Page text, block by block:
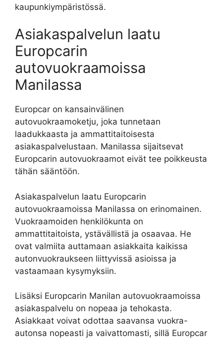
kaupunkiympäristössä.
Asiakaspalvelun laatu
Europcarin
autovuokraamoissa
Manilassa
Europcar on kansainvälinen
autovuokraamoketju, joka tunnetaan
laadukkaasta ja ammattitaitoisesta
asiakaspalvelustaan. Manilassa sijaitsevat
Europcarin autovuokraamot eivät tee poikkeusta
tähän sääntöön.
Asiakaspalvelun laatu Europcarin
autovuokraamoissa Manilassa on erinomainen.
Vuokraamoiden henkilökunta on
ammattitaitoista, ystävällistä ja osaavaa. He
ovat valmiita auttamaan asiakkaita kaikissa
autonvuokraukseen liittyvissä asioissa ja
vastaamaan kysymyksiin.
Lisäksi Europcarin Manilan autovuokraamoissa
asiakaspalvelu on nopeaa ja tehokasta.
Asiakkaat voivat odottaa saavansa vuokra-
autonsa nopeasti ja vaivattomasti, sillä Europcar